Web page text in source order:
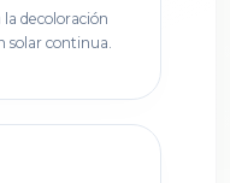
decoloración
solar continua.